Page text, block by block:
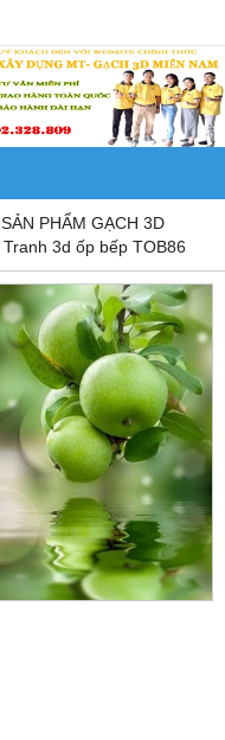
SẢN PHẨM GẠCH 3D
Tranh 3d ốp bếp TOB86